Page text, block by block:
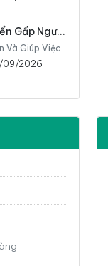
Hiện Nay Tôi Đang Cần Tuyển Gấp Người Giúp Việc Cho Nhà
Và Giúp Việc
09/2026
Em Cần Tìm Người Giúp Việc Có Thể Ở Lại Nhà Luôn
Việc
2026